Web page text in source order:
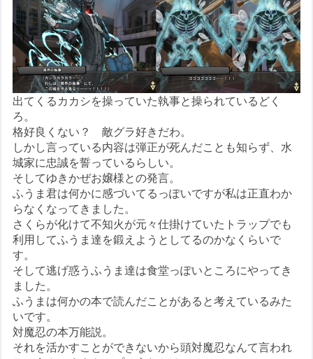
出てくるカカシを操っていた執事と操られているどく
ろ。
格好良くない？ 敵グラ好きだわ。
しかし言っている内容は弾正が死んだことも知らず、水
城家に忠誠を誓っているらしい。
そしてゆきかぜお嬢様との発言。
ふうま君は何かに感づいてるっぽいですが私は正直わか
らなくなってきました。
さくらが化けて不知火が元々仕掛けていたトラップでも
利用してふうま達を鍛えようとしてるのかなくらいで
す。
そして逃げ惑うふうま達は食堂っぽいところにやってき
ました。
ふうまは何かの本で読んだことがあると考えているみた
いです。
対魔忍の本万能説。
それを活かすことができないから頭対魔忍なんて言われ